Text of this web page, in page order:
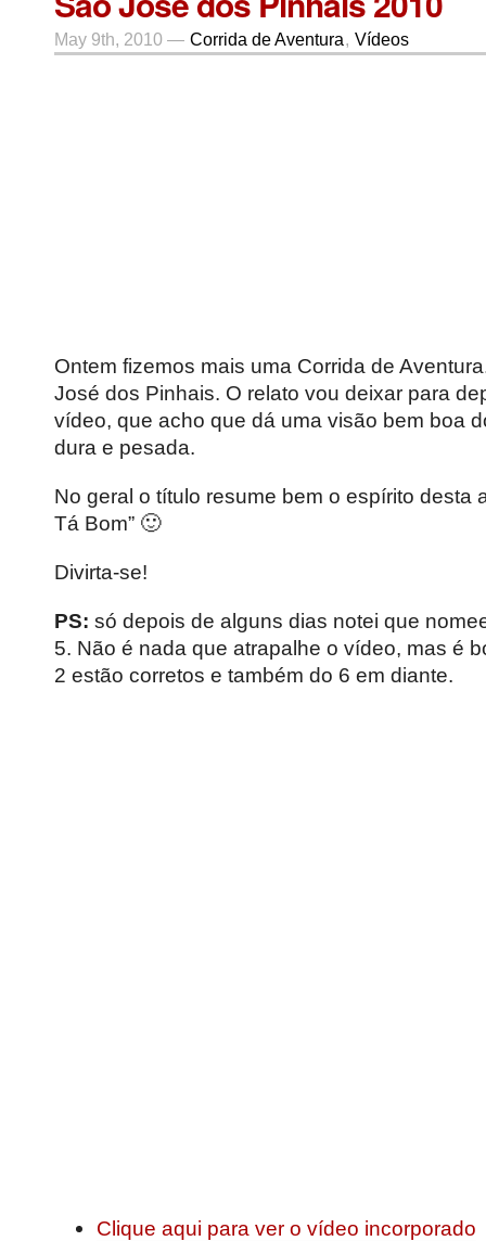
May 9th, 2010 — Corrida de Aventura, Vídeos
Ontem fizemos mais uma Corrida de
José dos Pinhais. O relato vou deixar para
vídeo, que acho que dá uma visão bem boa
dura e pesada.
No geral o título resume bem o espírito desta
Tá Bom” 🙂
Divirta-se!
PS: só depois de alguns dias notei que
5. Não é nada que atrapalhe o vídeo, mas é
2 estão corretos e também do 6 em diante.
Clique aqui para ver o vídeo incorporado